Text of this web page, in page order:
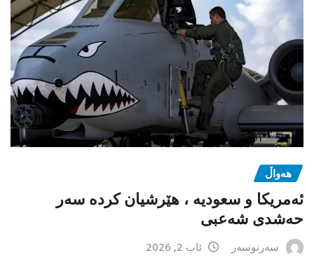
هەواڵ
ئەمریکا و سعودیە ، هێرشیان کردە سەر
حەشدی شەعبی
سەرنوسەر ئاب 2, 2026